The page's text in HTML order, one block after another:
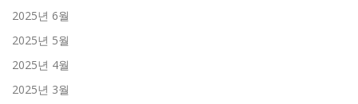
2025년 6월
2025년 5월
2025년 4월
2025년 3월